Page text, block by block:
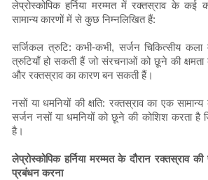
लेप्रोस्कोपिक हर्निया मरम्मत में रक्तस्राव के
सामान्य कारणों में से कुछ निम्नलिखित हैं:
सर्जिकल त्रुटि: कभी-कभी, सर्जन चिकित्सीय
त्रुटियाँ हो सकती हैं जो संरचनाओं को छूने की
और रक्तस्राव का कारण बन सकती हैं।
नसों या धमनियों की क्षति: रक्तस्राव का एक
सर्जन नसों या धमनियों को छूने की कोशिश करता है
है।
लेप्रोस्कोपिक हर्निया मरम्मत के दौरान रक्तस्राव
प्रबंधन करना